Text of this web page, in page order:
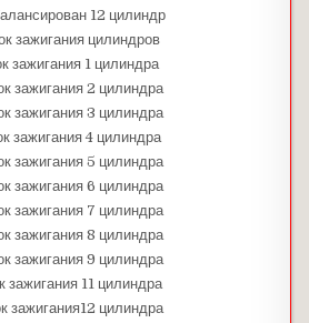
12 цилиндр
зажигания цилиндров
зажигания 1 цилиндра
зажигания 2 цилиндра
зажигания 3 цилиндра
зажигания 4 цилиндра
зажигания 5 цилиндра
зажигания 6 цилиндра
зажигания 7 цилиндра
зажигания 8 цилиндра
зажигания 9 цилиндра
11 цилиндра
зажигания12 цилиндра